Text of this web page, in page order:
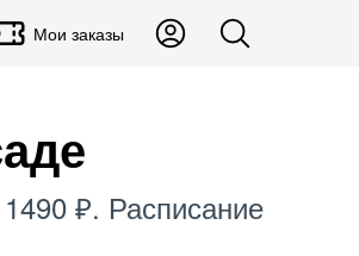
Мои заказы
₽. Расписание